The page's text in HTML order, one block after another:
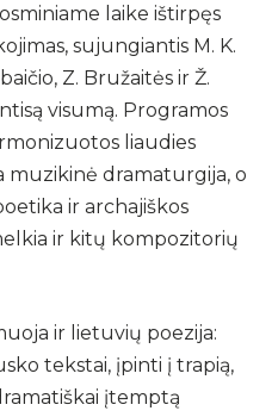
laike ištirpęs
sujungiantis M. K.
Z. Bružaitės ir Ž.
visumą. Programos
liaudies
muzikinė dramaturgija, o
ir archajiškos
ir kitų kompozitorių
ir lietuvių poezija:
tekstai, įpinti į trapią,
įtemptą